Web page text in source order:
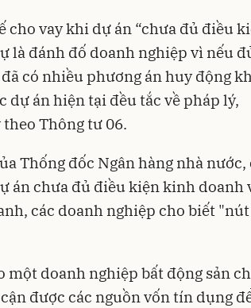
cho vay khi dự án “chưa đủ điều
là đánh đố doanh nghiệp vì nếu
có nhiều phương án huy động
dự án hiện tại đều tắc về pháp lý,
Thông tư 06.
Thống đốc Ngân hàng nhà nước,
án chưa đủ điều kiện kinh doanh
các doanh nghiệp cho biết "nút
một doanh nghiệp bất động sản
được các nguồn vốn tín dụng